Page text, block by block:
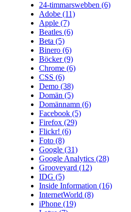
24-timmarswebben (6)
Adobe (11)
Apple (7)
Beatles (6)
Beta (5)
Binero (6)
Böcker(9)
Chrome (6)
CSS (6)
Demo (38)
Domän (5)
Domännamn (6)
Facebook (5)
Firefox (29)
Flickr! (6)
Foto (8)
Google (31)
Google Analytics (28)
Grooveyard (12)
IDG (5)
Inside Information (16)
InternetWorld (8)
iPhone (19)